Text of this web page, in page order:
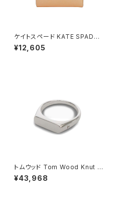
ケイトスペード KATE SPADE
スモール Lジップ ウォレット 二
つ折り財布 kn764-700 レディ
¥12,605
トムウッド Tom Wood Knut R
ing リング 100572-46 シルバ
ー
¥43,968